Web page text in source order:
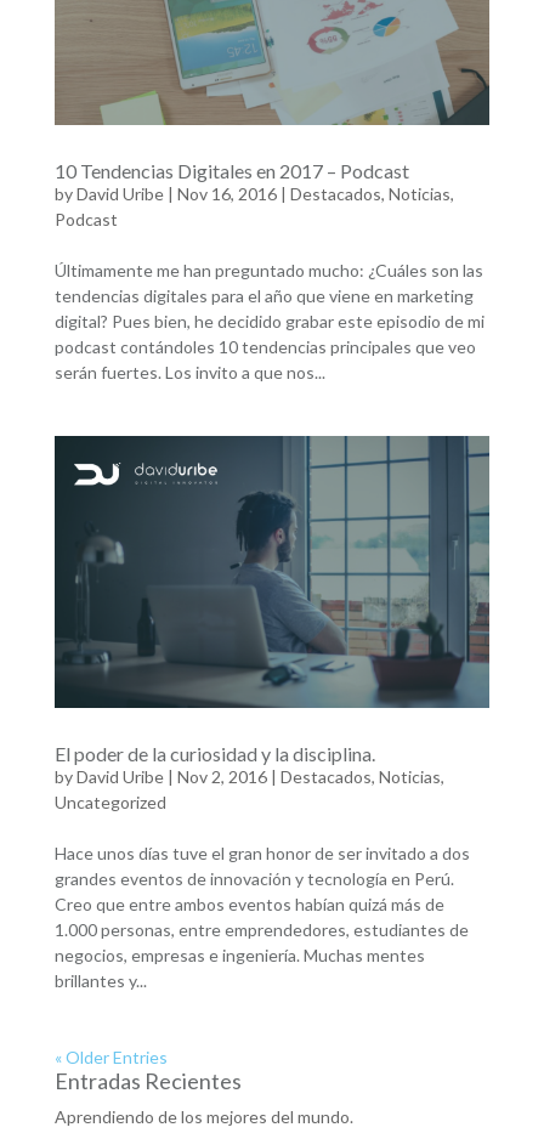
10 Tendencias Digitales en 2017 – Podcast
byDavid Uribe| Nov 16, 2016| Destacados, Noticias,
Podcast
Últimamente me han preguntado mucho: ¿Cuáles son las
tendencias digitales para el año que viene en marketing
digital? Pues bien, he decidido grabar este episodio de mi
podcast contándoles 10 tendencias principales que veo
serán fuertes. Los invito a que nos...
El poder de la curiosidad y la disciplina.
byDavid Uribe| Nov 2, 2016| Destacados, Noticias,
Uncategorized
Hace unos días tuve el gran honor de ser invitado a dos
grandes eventos de innovación y tecnología en Perú.
Creo que entre ambos eventos habían quizá más de
1.000 personas, entre emprendedores, estudiantes de
negocios, empresas e ingeniería. Muchas mentes
brillantes y...
« Older Entries
Entradas Recientes
Aprendiendo de los mejores del mundo.